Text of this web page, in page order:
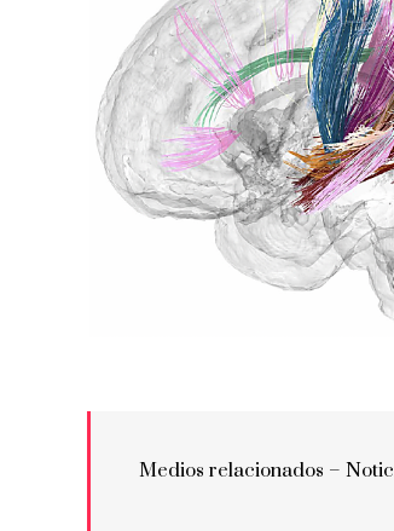
Medios relacionados –